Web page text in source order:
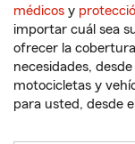
médicos y
importar cuál sea
ofrecer la
necesidades,
motocicletas y
para usted, desde